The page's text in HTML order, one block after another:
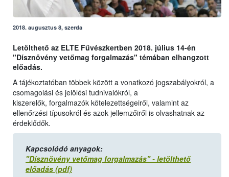
2018. augusztus 8, szerda
Letölthető az ELTE Fűvészkertben 2018. július 14-én
"Dísznövény vetőmag forgalmazás" témában elhangzott
előadás.
A tájékoztatóban többek között a vonatkozó jogszabályokról, a
csomagolási és jelölési tudnivalókról, a
kiszerelők, forgalmazók kötelezettségeiről, valamint az
ellenőrzési típusokról és azok jellemzőiről is olvashatnak az
érdeklődők.
Kapcsolódó anyagok:
"Dísznövény vetőmag forgalmazás" - letölthető
előadás (pdf)